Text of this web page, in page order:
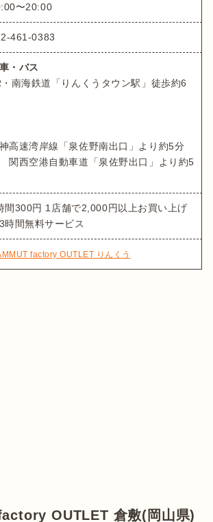
〜20:00
461-0383
・バス
南海鉄道「りんくうタウン駅」徒歩約6
高速湾岸線「泉佐野南出口」より約5分
西空港自動車道「泉佐野出口」より約5
間300円 1店舗で2,000円以上お買い上げ
時間無料サービス
factory OUTLET りんくう
OUTLET 倉敷(岡山県)